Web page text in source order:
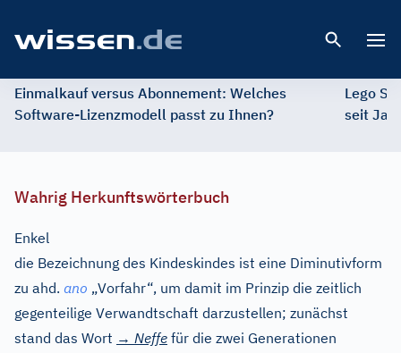
Einmalkauf versus Abonnement: Welches
Software-Lizenzmodell passt zu Ihnen?
Lego
seit
Wahrig Herkunftswörterbuch
Enkel
die Bezeichnung des Kindeskindes ist eine Diminutivform
zu ahd. ano „Vorfahr“, um damit im Prinzip die zeitlich
gegenteilige Verwandtschaft darzustellen; zunächst
stand das Wort → Neffe für die zwei Generationen